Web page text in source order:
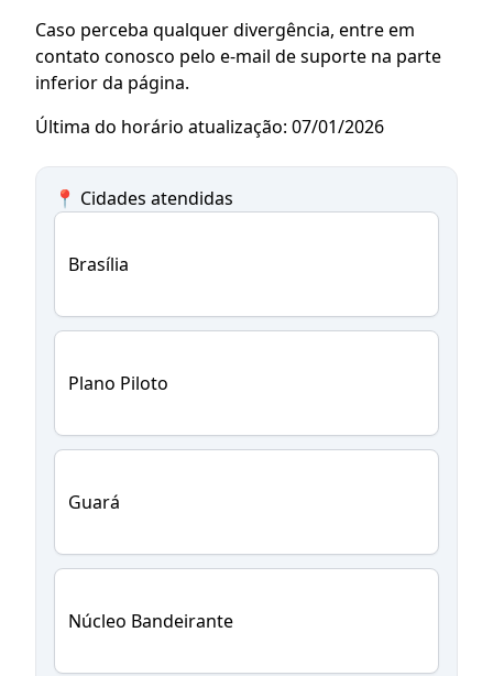
Caso perceba qualquer divergência, entre em
contato conosco pelo e-mail de suporte na parte
inferior da página.
Última do horário atualização: 07/01/2026
📍 Cidades atendidas
Brasília
Plano Piloto
Guará
Núcleo Bandeirante